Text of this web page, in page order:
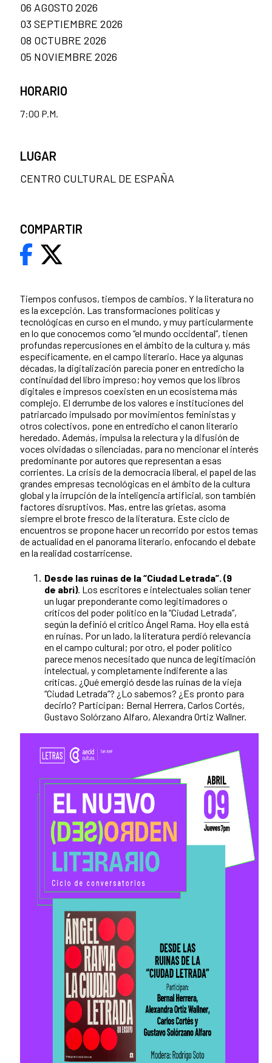
Tiempos confusos, tiempos de cambios. Y la literatura no
es la excepción. Las transformaciones políticas y
tecnológicas en curso en el mundo, y muy particularmente
en lo que conocemos como “el mundo occidental”, tienen
profundas repercusiones en el ámbito de la cultura y, más
específicamente, en el campo literario. Hace ya algunas
décadas, la digitalización parecía poner en entredicho la
continuidad del libro impreso; hoy vemos que los libros
digitales e impresos coexisten en un ecosistema más
complejo. El derrumbe de los valores e instituciones del
patriarcado impulsado por movimientos feministas y
otros colectivos, pone en entredicho el canon literario
heredado. Además, impulsa la relectura y la difusión de
voces olvidadas o silenciadas, para no mencionar el interés
predominante por autores que representan a esas
corrientes. La crisis de la democracia liberal, el papel de las
grandes empresas tecnológicas en el ámbito de la cultura
global y la irrupción de la inteligencia artificial, son también
factores disruptivos. Mas, entre las grietas, asoma
siempre el brote fresco de la literatura. Este ciclo de
encuentros se propone hacer un recorrido por estos temas
de actualidad en el panorama literario, enfocando el debate
en la realidad costarricense.
Desde las ruinas de la “Ciudad Letrada”. (9
de abri). Los escritores e intelectuales solían tener
un lugar preponderante como legitimadores o
críticos del poder político en la “Ciudad Letrada”,
según la definió el crítico Ángel Rama. Hoy ella está
en ruinas. Por un lado, la literatura perdió relevancia
en el campo cultural; por otro, el poder político
parece menos necesitado que nunca de legitimación
intelectual, y completamente indiferente a las
críticas. ¿Qué emergió desde las ruinas de la vieja
“Ciudad Letrada”? ¿Lo sabemos? ¿Es pronto para
decirlo? Participan: Bernal Herrera, Carlos Cortés,
Gustavo Solórzano Alfaro, Alexandra Ortiz Wallner.
06 AGOSTO 2026
03 SEPTIEMBRE 2026
08 OCTUBRE 2026
05 NOVIEMBRE 2026
HORARIO
7:00 P.M.
LUGAR
CENTRO CULTURAL DE ESPAÑA
COMPARTIR